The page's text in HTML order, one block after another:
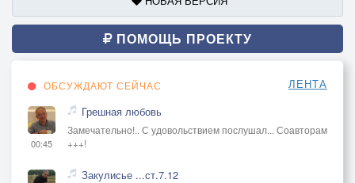
ПОМОЩЬ ПРОЕКТУ
ОБСУЖДАЮТ СЕЙЧАС ЛЕНТА
00:45
Грешная любовь
Замечательно!.. С удовольствием послушал... Соавторам
+++!
Закулисье ...ст.7.12